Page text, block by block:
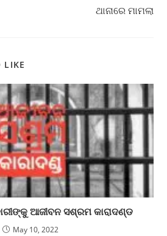
ଥାନାରେ ମାମଲା
LIKE
ଆଜୀବନ ସଶ୍ରମ କାରାଦଣ୍ଡ
May 10, 2022